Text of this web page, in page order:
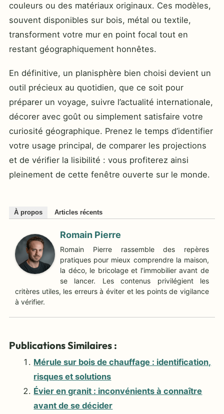
couleurs ou des matériaux originaux. Ces modèles,
souvent disponibles sur bois, métal ou textile,
transforment votre mur en point focal tout en
restant géographiquement honnêtes.
En définitive, un planisphère bien choisi devient un
outil précieux au quotidien, que ce soit pour
préparer un voyage, suivre l’actualité internationale,
décorer avec goût ou simplement satisfaire votre
curiosité géographique. Prenez le temps d’identifier
votre usage principal, de comparer les projections
et de vérifier la lisibilité : vous profiterez ainsi
pleinement de cette fenêtre ouverte sur le monde.
À propos Articles récents
Romain Pierre
Romain Pierre rassemble des repères
pratiques pour mieux comprendre la maison,
la déco, le bricolage et l’immobilier avant de
se lancer. Les contenus privilégient les
critères utiles, les erreurs à éviter et les points de vigilance
à vérifier.
Publications Similaires :
Mérule sur bois de chauffage : identification,
risques et solutions
Évier en granit : inconvénients à connaître
avant de se décider